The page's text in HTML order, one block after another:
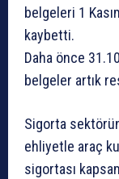
belgeleri 1
kaybetti.
Daha önce
belgeler artık
Sigorta
ehliyetle araç
sigortası